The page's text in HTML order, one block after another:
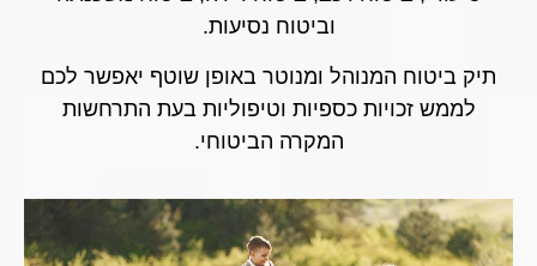
וביטוח נסיעות.
תיק ביטוח המנוהל ומנוטר באופן שוטף יאפשר לכם
לממש זכויות כספיות וטיפוליות בעת התרחשות
המקרה הביטוחי.